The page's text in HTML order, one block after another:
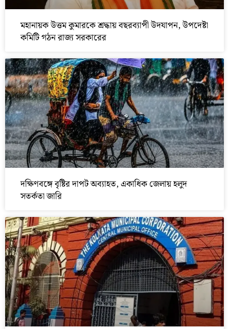
মহানায়ক উত্তম কুমারকে শ্রদ্ধায় বছরব্যাপী উদযাপন, উপদেষ্টা
কমিটি গঠন রাজ্য সরকারের
দক্ষিণবঙ্গে বৃষ্টির দাপট অব্যাহত, একাধিক জেলায় হলুদ
সতর্কতা জারি